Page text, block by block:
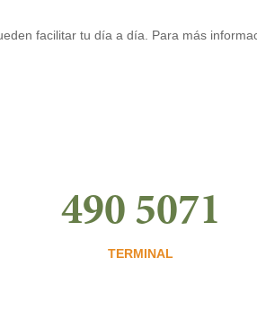
facilitar tu día a día. Para más
490 5071
TERMINAL